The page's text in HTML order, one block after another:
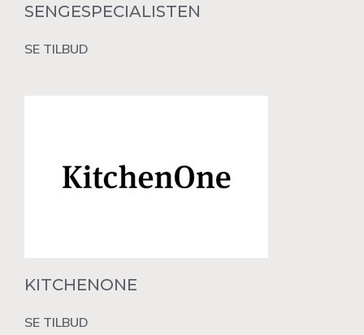
SENGESPECIALISTEN
SE TILBUD
KITCHENONE
SE TILBUD